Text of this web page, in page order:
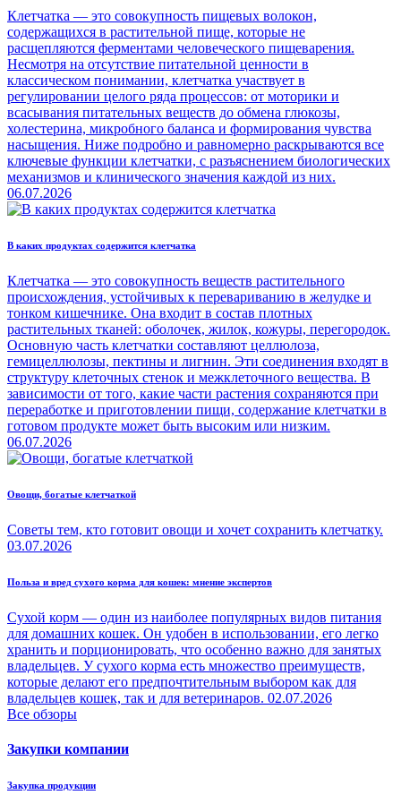
Клетчатка — это совокупность пищевых волокон,
содержащихся в растительной пище, которые не
расщепляются ферментами человеческого пищеварения.
Несмотря на отсутствие питательной ценности в
классическом понимании, клетчатка участвует в
регулировании целого ряда процессов: от моторики и
всасывания питательных веществ до обмена глюкозы,
холестерина, микробного баланса и формирования чувства
насыщения. Ниже подробно и равномерно раскрываются все
ключевые функции клетчатки, с разъяснением биологических
механизмов и клинического значения каждой из них.
06.07.2026
В каких продуктах содержится клетчатка
Клетчатка — это совокупность веществ растительного
происхождения, устойчивых к перевариванию в желудке и
тонком кишечнике. Она входит в состав плотных
растительных тканей: оболочек, жилок, кожуры, перегородок.
Основную часть клетчатки составляют целлюлоза,
гемицеллюлозы, пектины и лигнин. Эти соединения входят в
структуру клеточных стенок и межклеточного вещества. В
зависимости от того, какие части растения сохраняются при
переработке и приготовлении пищи, содержание клетчатки в
готовом продукте может быть высоким или низким.
06.07.2026
Овощи, богатые клетчаткой
Советы тем, кто готовит овощи и хочет сохранить клетчатку.
03.07.2026
Польза и вред сухого корма для кошек: мнение экспертов
Сухой корм — один из наиболее популярных видов питания
для домашних кошек. Он удобен в использовании, его легко
хранить и порционировать, что особенно важно для занятых
владельцев. У сухого корма есть множество преимуществ,
которые делают его предпочтительным выбором как для
владельцев кошек, так и для ветеринаров. 02.07.2026
Все обзоры
Закупки компании
Закупка продукции